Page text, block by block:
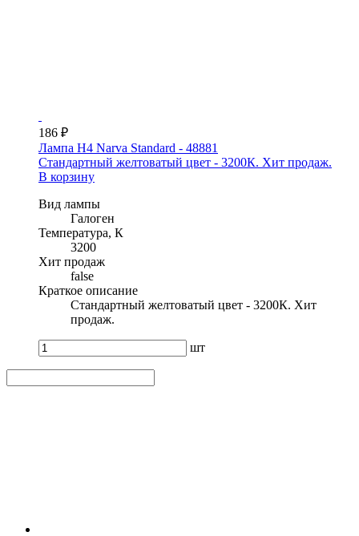
186 ₽
Лампа H4 Narva Standard - 48881
Стандартный желтоватый цвет - 3200К. Хит продаж.
В корзину
Вид лампы
Галоген
Температура, К
3200
Хит продаж
false
Краткое описание
Стандартный желтоватый цвет - 3200К. Хит
продаж.
шт